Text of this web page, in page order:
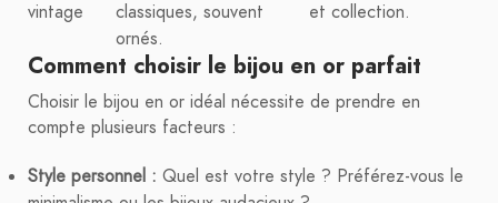
vintage
classiques, souvent
ornés.
et collection.
Comment choisir le bijou en or parfait
Choisir le bijou en or idéal nécessite de prendre en
compte plusieurs facteurs :
Style personnel : Quel est votre style ? Préférez-vous le